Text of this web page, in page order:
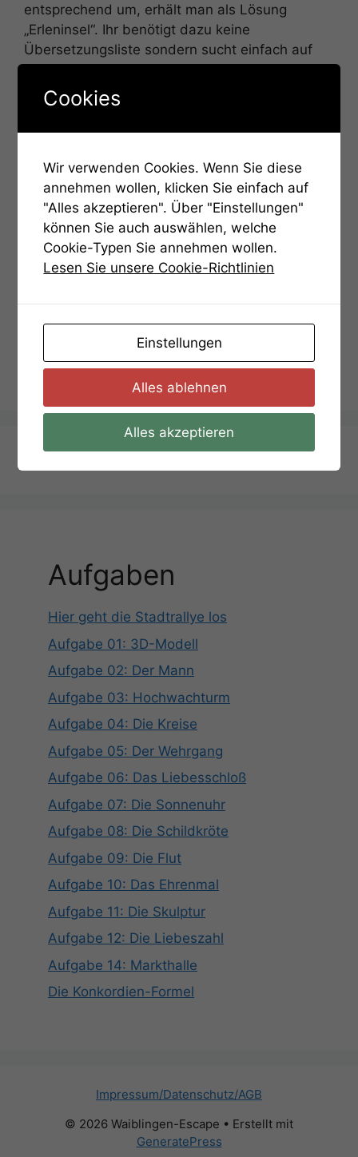
entsprechend um, erhält man als Lösung
„Erleninsel“. Ihr benötigt dazu keine
Übersetzungsliste sondern sucht einfach auf
dem 3D Modell nach der entsprechenden
Blindenschrift. Der Erste Buchstabe ist zum
Beispiel ein E.
Kategorien
Hinweise
Aufgabe 01 – Hinweis 2
Aufgaben
Hier geht die Stadtrallye los
Aufgabe 01: 3D-Modell
Aufgabe 02: Der Mann
Aufgabe 03: Hochwachturm
Aufgabe 04: Die Kreise
Aufgabe 05: Der Wehrgang
Aufgabe 06: Das Liebesschloß
Aufgabe 07: Die Sonnenuhr
Aufgabe 08: Die Schildkröte
Aufgabe 09: Die Flut
Aufgabe 10: Das Ehrenmal
Aufgabe 11: Die Skulptur
Aufgabe 12: Die Liebeszahl
Aufgabe 14: Markthalle
Die Konkordien-Formel
Impressum/Datenschutz/AGB
© 2026 Waiblingen-Escape • Erstellt mit
GeneratePress
Cookies
Wir verwenden Cookies. Wenn Sie diese
annehmen wollen, klicken Sie einfach auf
"Alles akzeptieren". Über "Einstellungen"
können Sie auch auswählen, welche
Cookie-Typen Sie annehmen wollen.
Lesen Sie unsere Cookie-Richtlinien
Einstellungen
Alles ablehnen
Alles akzeptieren